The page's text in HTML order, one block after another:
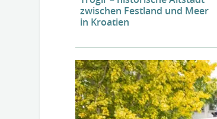
zwischen Festland und Meer
in Kroatien